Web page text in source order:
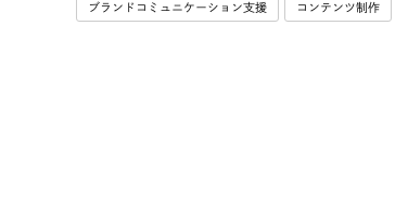
ブランドコミュニケーション支援 コンテンツ制作